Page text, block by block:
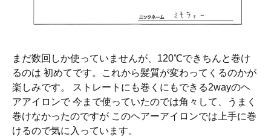
まだ数回しか使っていませんが、120℃できちんと巻け
るのは 初めてです。これから髪質が変わってくるのかが
楽しみです。 ストレートにも巻くにもできる2wayのヘ
アアイロンで 今まで使っていたのでは角々して、うまく
巻けなかったのですが このヘアーアイロンでは上手に巻
けるので気に入っています。